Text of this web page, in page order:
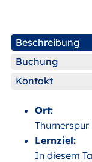
Beschreibung
Buchung
Kontakt
Ort:
Lernziel:
In diesem